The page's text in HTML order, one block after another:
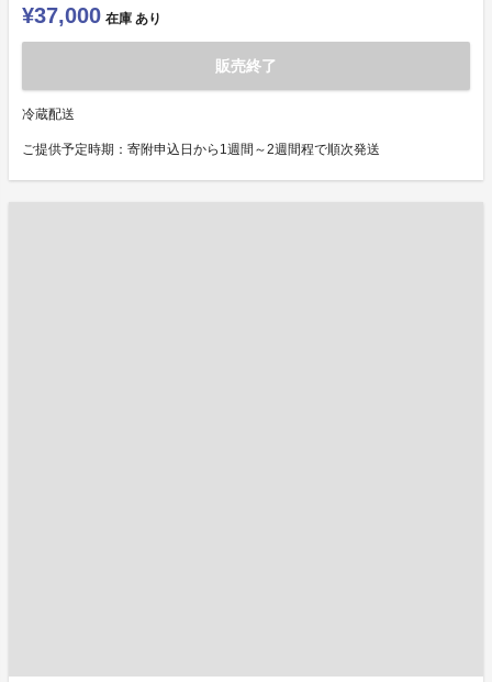
¥37,000 在庫 あり
販売終了
冷蔵配送
ご提供予定時期：寄附申込日から1週間～2週間程で順次発送